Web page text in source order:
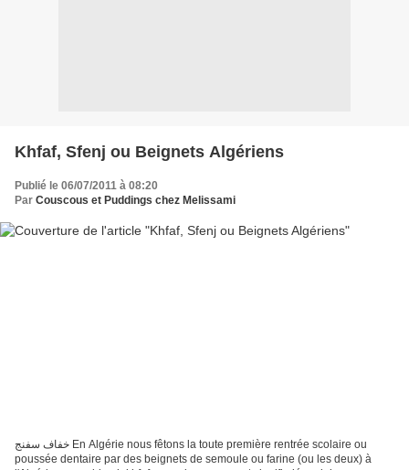
Khfaf, Sfenj ou Beignets Algériens
Publié le 06/07/2011 à 08:20
Par Couscous et Puddings chez Melissami
خفاف سفنج En Algérie nous fêtons la toute première rentrée scolaire ou
poussée dentaire par des beignets de semoule ou farine (ou les deux) à